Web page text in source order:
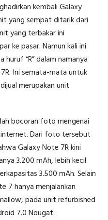
kembali Galaxy
yang sempat ditarik dari
yang terbakar ini
ke pasar. Namun kali ini
huruf “R” dalam namanya
Ini semata-mata untuk
merupakan unit
bocoran foto mengenai
Dari foto tersebut
Galaxy Note 7R kini
3.200 mAh, lebih kecil
3.500 mAh. Selain
7 hanya menjalankan
pada unit refurbished
7.0 Nougat.